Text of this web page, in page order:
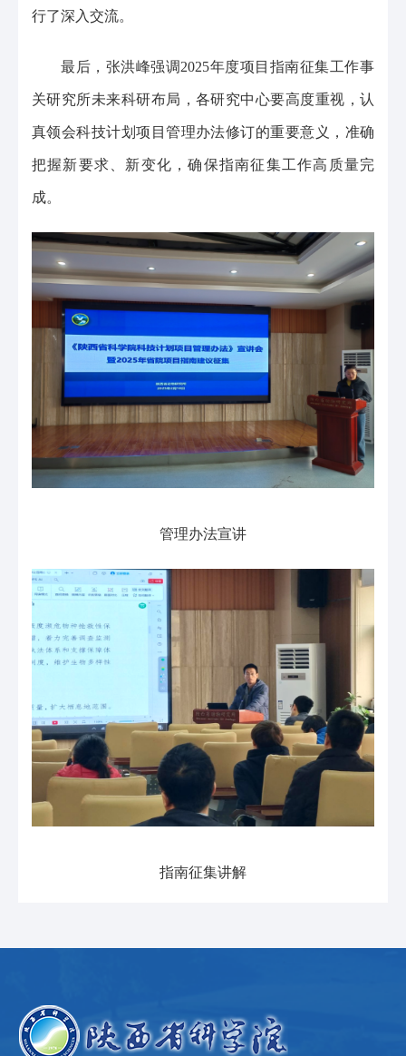
行了深入交流。
最后，张洪峰强调2025年度项目指南征集工作事
关研究所未来科研布局，各研究中心要高度重视，认
真领会科技计划项目管理办法修订的重要意义，准确
把握新要求、新变化，确保指南征集工作高质量完
成。
管理办法宣讲
指南征集讲解